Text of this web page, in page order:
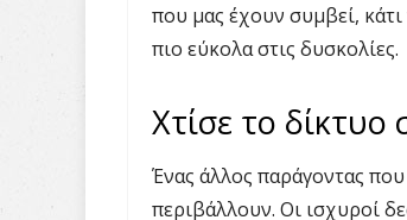
που μας έχουν συμβεί,
πιο εύκολα στις δυσκολίες.
Χτίσε το δίκτυο
Ένας άλλος παράγοντας
περιβάλλουν. Οι ισχυροί